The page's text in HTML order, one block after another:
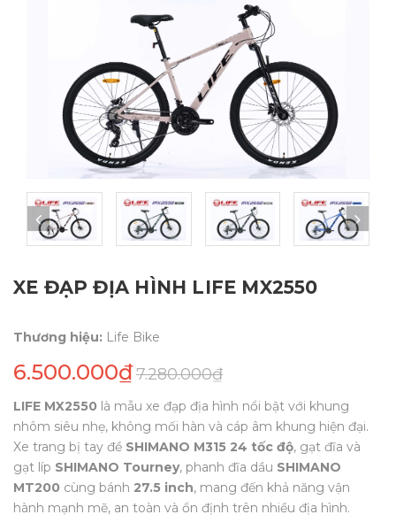
XE ĐẠP ĐỊA HÌNH LIFE MX2550
Thương hiệu: Life Bike
6.500.000₫7.280.000₫
LIFE MX2550 là mẫu xe đạp địa hình nổi bật với khung
nhôm siêu nhẹ, không mối hàn và cáp âm khung hiện đại.
Xe trang bị tay đề SHIMANO M315 24 tốc độ, gạt đĩa và
gạt líp SHIMANO Tourney, phanh đĩa dầu SHIMANO
MT200 cùng bánh 27.5 inch, mang đến khả năng vận
hành mạnh mẽ, an toàn và ổn định trên nhiều địa hình.